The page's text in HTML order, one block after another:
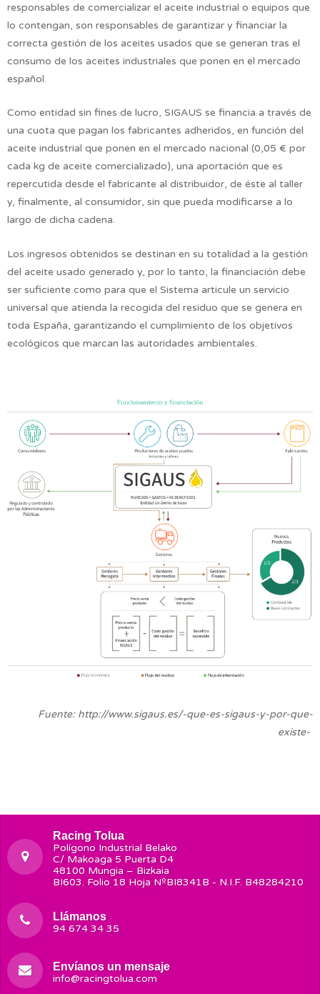
responsables de comercializar el aceite industrial o equipos que
lo contengan, son responsables de garantizar y financiar la
correcta gestión de los aceites usados que se generan tras el
consumo de los aceites industriales que ponen en el mercado
español.
Como entidad sin fines de lucro, SIGAUS se financia a través de
una cuota que pagan los fabricantes adheridos, en función del
aceite industrial que ponen en el mercado nacional (0,05 € por
cada kg de aceite comercializado), una aportación que es
repercutida desde el fabricante al distribuidor, de éste al taller
y, finalmente, al consumidor, sin que pueda modificarse a lo
largo de dicha cadena.
Los ingresos obtenidos se destinan en su totalidad a la gestión
del aceite usado generado y, por lo tanto, la financiación debe
ser suficiente como para que el Sistema articule un servicio
universal que atienda la recogida del residuo que se genera en
toda España, garantizando el cumplimiento de los objetivos
ecológicos que marcan las autoridades ambientales.
Fuente: http://www.sigaus.es/-que-es-sigaus-y-por-que-
existe-
Racing Tolua
Polígono Industrial Belako
C/ Makoaga 5 Puerta D4
48100 Mungia – Bizkaia
BI603. Folio 18 Hoja NºBI8341B - N.I.F. B48284210
Llámanos
94 674 34 35
Envíanos un mensaje
info@racingtolua.com